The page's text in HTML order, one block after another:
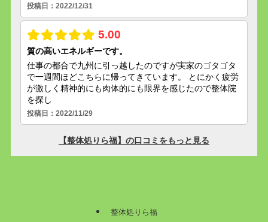
整体処りら福